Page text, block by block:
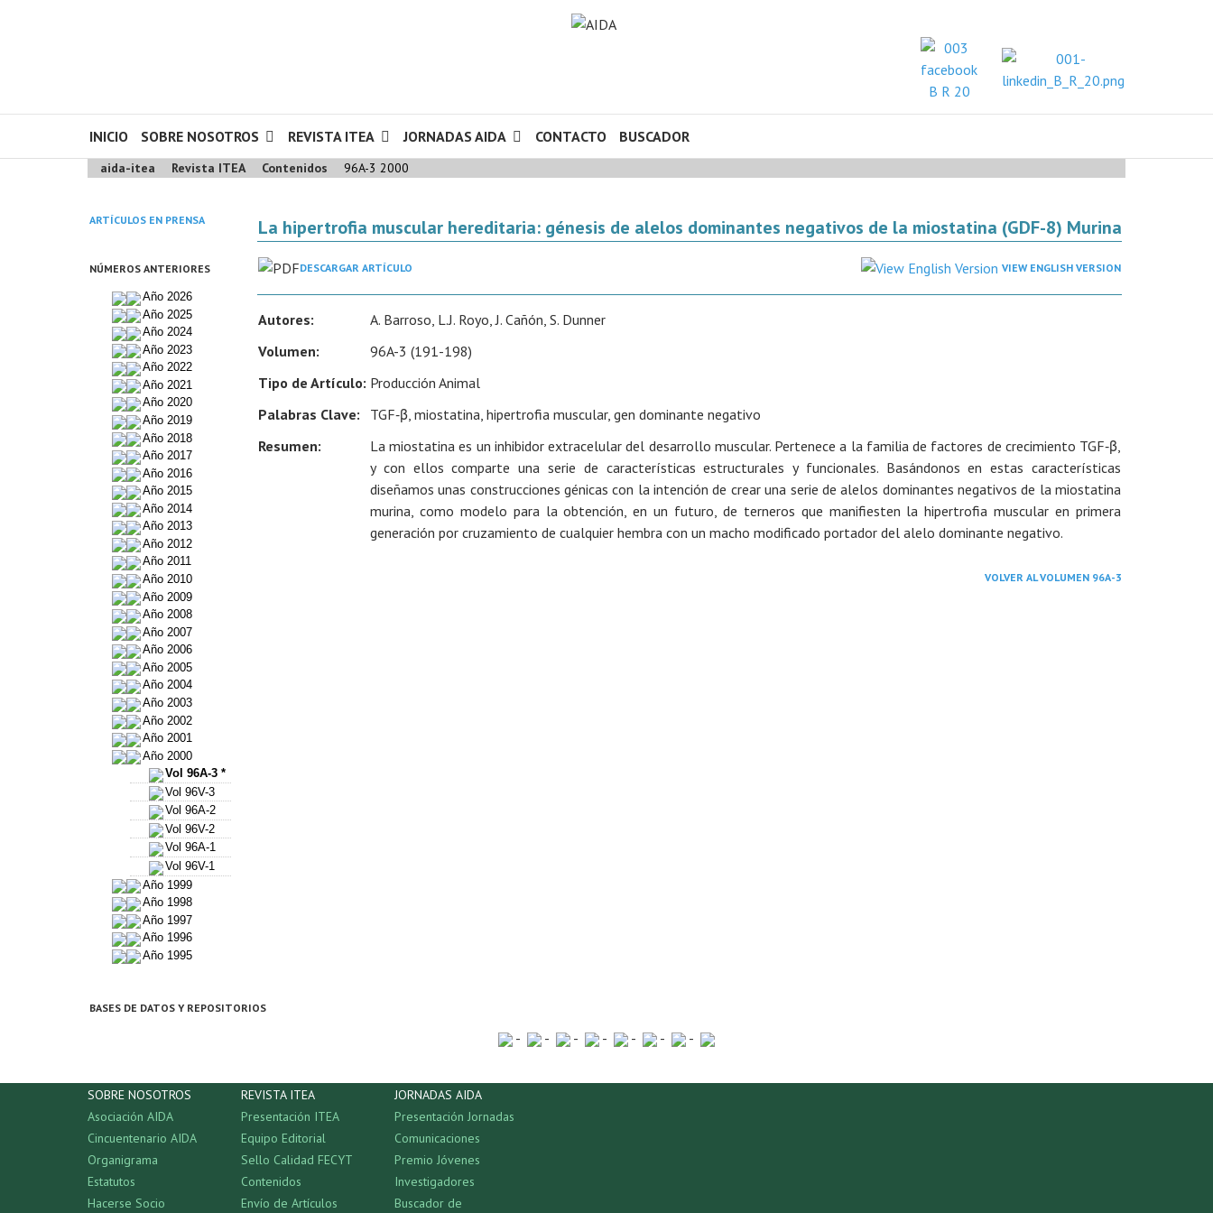
INICIO SOBRE NOSOTROS REVISTA ITEA JORNADAS AIDA CONTACTO BUSCADOR
aida-itea Revista ITEA Contenidos 96A-3 2000
ARTÍCULOS EN PRENSA
NÚMEROS ANTERIORES
Año 2026
Año 2025
Año 2024
Año 2023
Año 2022
Año 2021
Año 2020
Año 2019
Año 2018
Año 2017
Año 2016
Año 2015
Año 2014
Año 2013
Año 2012
Año 2011
Año 2010
Año 2009
Año 2008
Año 2007
Año 2006
Año 2005
Año 2004
Año 2003
Año 2002
Año 2001
Año 2000
Vol 96A-3 *
Vol 96V-3
Vol 96A-2
Vol 96V-2
Vol 96A-1
Vol 96V-1
Año 1999
Año 1998
Año 1997
Año 1996
Año 1995
La hipertrofia muscular hereditaria: génesis de alelos dominantes negativos de la miostatina (GDF-8) Murina
DESCARGAR ARTÍCULO VIEW ENGLISH VERSION
Autores:
A. Barroso, L.J. Royo, J. Cañón, S. Dunner
Volumen:
96A-3 (191-198)
Tipo de Artículo: Producción Animal
Palabras Clave:
TGF‑β, miostatina, hipertrofia muscular, gen dominante negativo
Resumen:
La miostatina es un inhibidor extracelular del desarrollo muscular. Pertenece a la familia de factores de crecimiento TGF‑β,
y con ellos comparte una serie de características estructurales y funcionales. Basándonos en estas características
diseñamos unas construcciones génicas con la intención de crear una serie de alelos dominantes negativos de la miostatina
murina, como modelo para la obtención, en un futuro, de terneros que manifiesten la hipertrofia muscular en primera
generación por cruzamiento de cualquier hembra con un macho modificado portador del alelo dominante negativo.
VOLVER AL VOLUMEN 96A-3
BASES DE DATOS Y REPOSITORIOS
- - - - - - -
SOBRE NOSOTROS
Asociación AIDA
Cincuentenario AIDA
Organigrama
Estatutos
Hacerse Socio
REVISTA ITEA
Presentación ITEA
Equipo Editorial
Sello Calidad FECYT
Contenidos
Envío de Artículos
JORNADAS AIDA
Presentación Jornadas
Comunicaciones
Premio Jóvenes
Investigadores
Buscador de